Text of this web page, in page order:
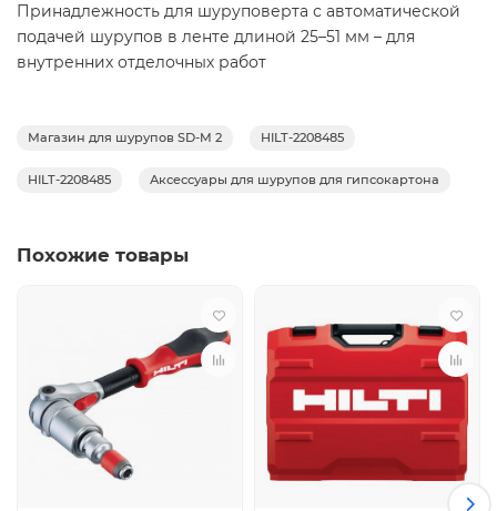
Принадлежность для шуруповерта с автоматической
подачей шурупов в ленте длиной 25–51 мм – для
внутренних отделочных работ
Магазин для шурупов SD-M 2 HILT-2208485
HILT-2208485 Аксессуары для шурупов для гипсокартона
Похожие товары